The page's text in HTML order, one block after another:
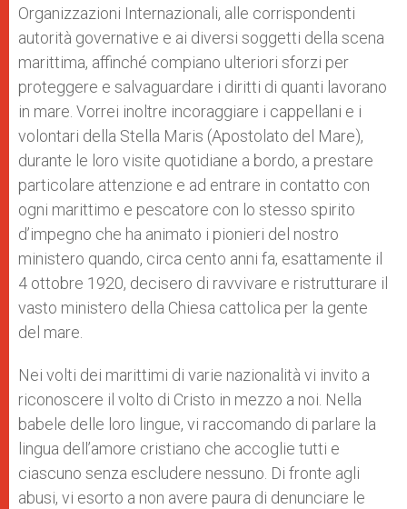
Organizzazioni Internazionali, alle corrispondenti
autorità governative e ai diversi soggetti della scena
marittima, affinché compiano ulteriori sforzi per
proteggere e salvaguardare i diritti di quanti lavorano
in mare. Vorrei inoltre incoraggiare i cappellani e i
volontari della Stella Maris (Apostolato del Mare),
durante le loro visite quotidiane a bordo, a prestare
particolare attenzione e ad entrare in contatto con
ogni marittimo e pescatore con lo stesso spirito
d’impegno che ha animato i pionieri del nostro
ministero quando, circa cento anni fa, esattamente il
4 ottobre 1920, decisero di ravvivare e ristrutturare il
vasto ministero della Chiesa cattolica per la gente
del mare.
Nei volti dei marittimi di varie nazionalità vi invito a
riconoscere il volto di Cristo in mezzo a noi. Nella
babele delle loro lingue, vi raccomando di parlare la
lingua dell’amore cristiano che accoglie tutti e
ciascuno senza escludere nessuno. Di fronte agli
abusi, vi esorto a non avere paura di denunciare le